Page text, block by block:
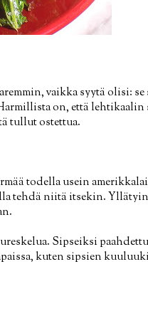
vaikka syytä olisi:
on, että lehtikaalin
tullut ostettua.
todella usein
tehdä niitä itsekin.
Sipseiksi
kuten sipsien